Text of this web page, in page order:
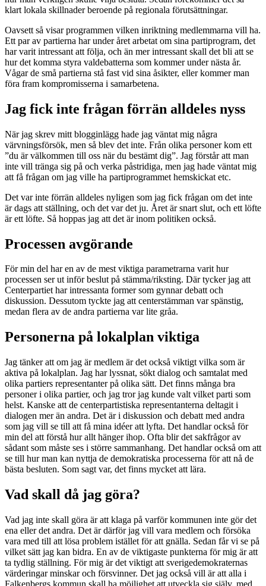
klart lokala skillnader beroende på regionala förutsättningar.
Oavsett så visar programmen vilken inriktning medlemmarna vill ha.
Ett par av partierna har under året arbetat om sina partiprogram, det
har varit intressant att följa, och än mer intressant skall det bli att se
hur det komma styra valdebatterna som kommer under nästa år.
Vågar de små partierna stå fast vid sina åsikter, eller kommer man
föra fram kompromisserna i samarbetena.
Jag fick inte frågan förrän alldeles nyss
När jag skrev mitt blogginlägg hade jag väntat mig några
värvningsförsök, men så blev det inte. Från olika personer kom ett
”du är välkommen till oss när du bestämt dig”. Jag förstår att man
inte vill tränga sig på och verka påstridiga, men jag hade väntat mig
att få frågan om jag ville ha partiprogrammet hemskickat etc.
Det var inte förrän alldeles nyligen som jag fick frågan om det inte
är dags att ställning, och det var det ju. Året är snart slut, och ett löfte
är ett löfte. Så hoppas jag att det är inom politiken också.
Processen avgörande
För min del har en av de mest viktiga parametrarna varit hur
processen ser ut inför beslut på stämma/riksting. Där tycker jag att
Centerpartiet har intressanta former som gynnar debatt och
diskussion. Dessutom tyckte jag att centerstämman var spänstig,
medan flera av de andra partierna var lite gråa.
Personerna på lokalplan viktiga
Jag tänker att om jag är medlem är det också viktigt vilka som är
aktiva på lokalplan. Jag har lyssnat, sökt dialog och samtalat med
olika partiers representanter på olika sätt. Det finns många bra
personer i olika partier, och jag tror jag kunde valt vilket parti som
helst. Kanske att de centerpartistiska representanterna deltagit i
dialogen mer än andra. Det är i diskussion och debatt med andra
som jag vill se till att få mina idéer att lyfta. Det handlar också för
min del att förstå hur allt hänger ihop. Ofta blir det sakfrågor av
sådant som måste ses i större sammanhang. Det handlar också om att
se till hur man kan nyttja de demokratiska processerna för att nå de
bästa besluten. Som sagt var, det finns mycket att lära.
Vad skall då jag göra?
Vad jag inte skall göra är att klaga på varför kommunen inte gör det
ena eller det andra. Det är därför jag vill vara medlem och försöka
vara med till att lösa problem istället för att gnälla. Sedan får vi se på
vilket sätt jag kan bidra. En av de viktigaste punkterna för mig är att
ta tydlig ställning. För mig är det viktigt att sverigedemokraternas
värderingar minskar och försvinner. Det jag också vill är att alla i
Falkenbergs kommun skall ha möjlighet att utveckla sig själv, med